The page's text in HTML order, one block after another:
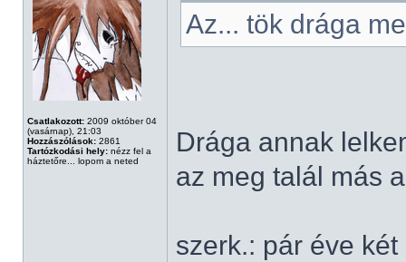
Csatlakozott: 2009 október 04
(vasárnap), 21:03
Hozzászólások: 2861
Tartózkodási hely: nézz fel a
háztetőre... lopom a neted
Az... tök drága
Drága annak
az meg talál más
szerk.: pár éve